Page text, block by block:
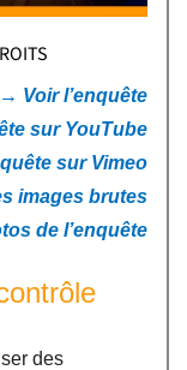
→ Voir l’enquête
sur YouTube
sur Vimeo
images brutes
de l’enquête
des